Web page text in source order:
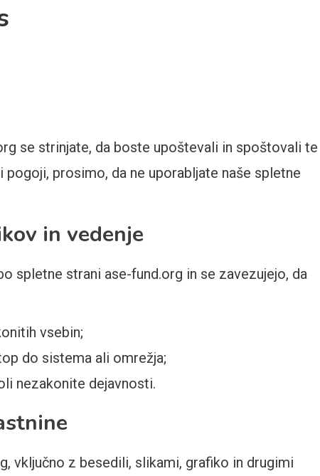
se strinjate, da boste upoštevali in spoštovali te
prosimo, da ne uporabljate naše spletne
in vedenje
spletne strani ase-fund.org in se zavezujejo, da
vsebin;
do sistema ali omrežja;
nezakonite dejavnosti.
vključno z besedili, slikami, grafiko in drugimi